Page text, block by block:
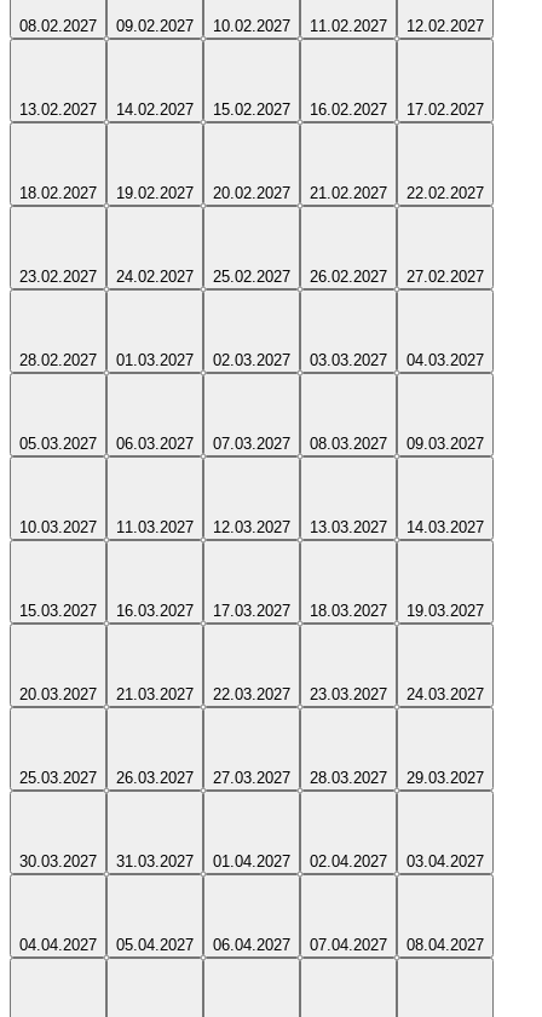
08.02.2027 09.02.2027 10.02.2027 11.02.2027 12.02.2027
13.02.2027 14.02.2027 15.02.2027 16.02.2027 17.02.2027
18.02.2027 19.02.2027 20.02.2027 21.02.2027 22.02.2027
23.02.2027 24.02.2027 25.02.2027 26.02.2027 27.02.2027
28.02.2027 01.03.2027 02.03.2027 03.03.2027 04.03.2027
05.03.2027 06.03.2027 07.03.2027 08.03.2027 09.03.2027
10.03.2027 11.03.2027 12.03.2027 13.03.2027 14.03.2027
15.03.2027 16.03.2027 17.03.2027 18.03.2027 19.03.2027
20.03.2027 21.03.2027 22.03.2027 23.03.2027 24.03.2027
25.03.2027 26.03.2027 27.03.2027 28.03.2027 29.03.2027
30.03.2027 31.03.2027 01.04.2027 02.04.2027 03.04.2027
04.04.2027 05.04.2027 06.04.2027 07.04.2027 08.04.2027